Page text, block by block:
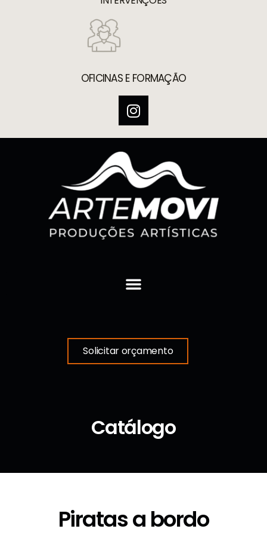
OFICINAS E FORMAÇÃO
Solicitar orçamento
Catálogo
Piratas a bordo